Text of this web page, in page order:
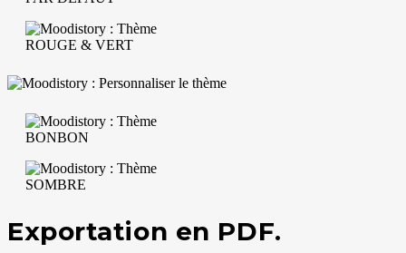
Exportation en PDF.